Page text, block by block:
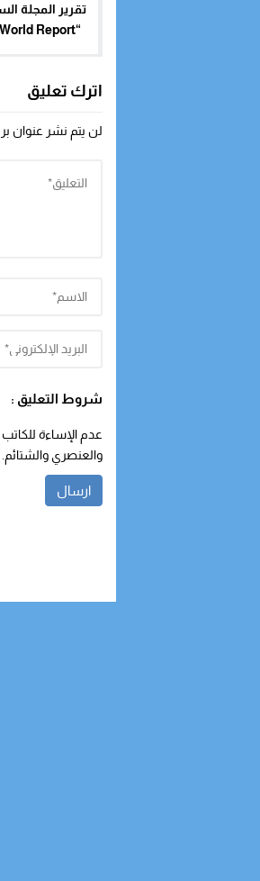
تقرير المجلة
اترك تعليق
لن يتم نشر عنوان
شروط التعليق :
عدم الإساءة
والعنصري والشتائم.